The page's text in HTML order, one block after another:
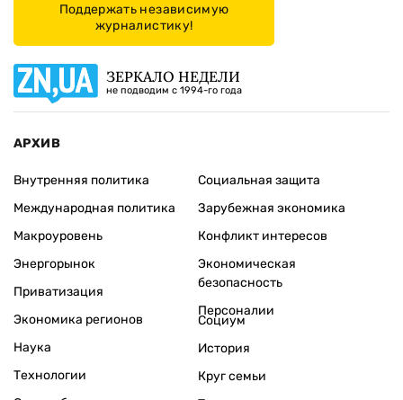
Поддержать независимую
журналистику!
ЗЕРКАЛО НЕДЕЛИ
не подводим с 1994-го года
АРХИВ
Внутренняя политика
Международная политика
Макроуровень
Энергорынок
Приватизация
Экономика регионов
Социальная защита
Зарубежная экономика
Конфликт интересов
Экономическая
безопасность
Персоналии
Наука
Технологии
Социум
История
Круг семьи